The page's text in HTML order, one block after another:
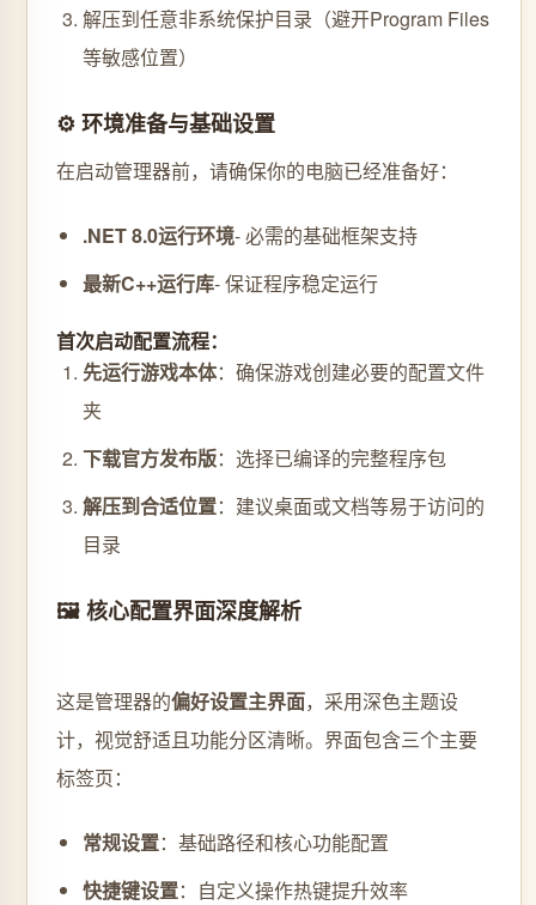
解压到任意非系统保护目录（避开Program Files
等敏感位置）
⚙️ 环境准备与基础设置
在启动管理器前，请确保你的电脑已经准备好：
.NET 8.0运行环境- 必需的基础框架支持
最新C++运行库- 保证程序稳定运行
首次启动配置流程：
先运行游戏本体：确保游戏创建必要的配置文件
夹
下载官方发布版：选择已编译的完整程序包
解压到合适位置：建议桌面或文档等易于访问的
目录
🖼️ 核心配置界面深度解析
这是管理器的偏好设置主界面，采用深色主题设
计，视觉舒适且功能分区清晰。界面包含三个主要
标签页：
常规设置：基础路径和核心功能配置
快捷键设置：自定义操作热键提升效率